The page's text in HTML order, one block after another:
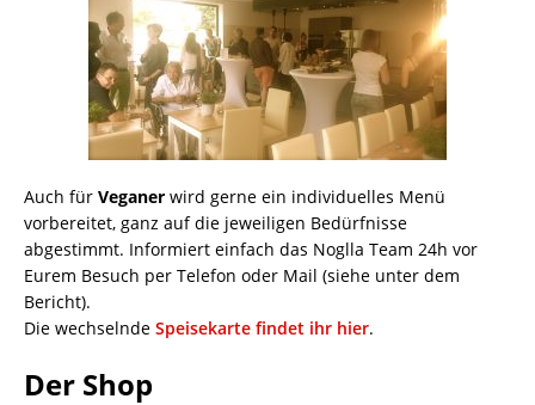
Auch für Veganer wird gerne ein individuelles Menü
vorbereitet, ganz auf die jeweiligen Bedürfnisse
abgestimmt. Informiert einfach das Noglla Team 24h vor
Eurem Besuch per Telefon oder Mail (siehe unter dem
Bericht).
Die wechselnde Speisekarte findet ihr hier.
Der Shop